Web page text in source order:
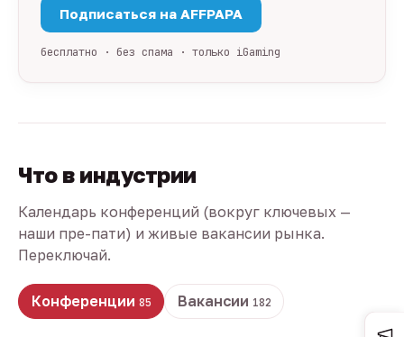
Подписаться на AFFPAPA
бесплатно · без спама · только iGaming
Что в индустрии
Календарь конференций (вокруг ключевых —
наши пре-пати) и живые вакансии рынка.
Переключай.
Конференции 85 Вакансии 182